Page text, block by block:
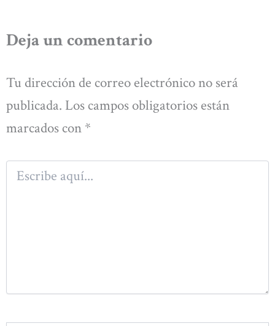
Deja un comentario
Tu dirección de correo electrónico no será
publicada. Los campos obligatorios están
marcados con *
Escribe
aquí...